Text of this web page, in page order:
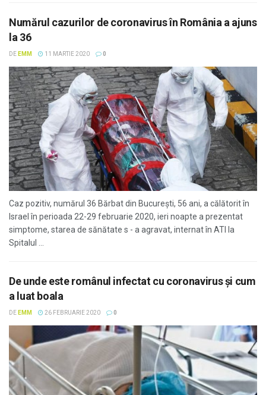
Numărul cazurilor de coronavirus în România a ajuns
la 36
DE EMM 11 MARTIE 2020 0
Caz pozitiv, numărul 36 Bărbat din București, 56 ani, a călătorit în
Israel în perioada 22-29 februarie 2020, ieri noapte a prezentat
simptome, starea de sănătate s - a agravat, internat în ATI la
Spitalul ...
De unde este românul infectat cu coronavirus și cum
a luat boala
DE EMM 26 FEBRUARIE 2020 0